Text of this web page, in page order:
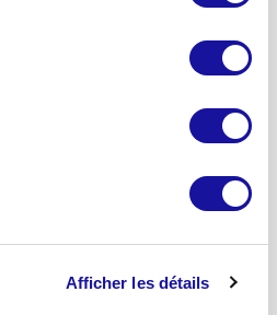
Afficher les détails
d’investissement
SCPI Eden